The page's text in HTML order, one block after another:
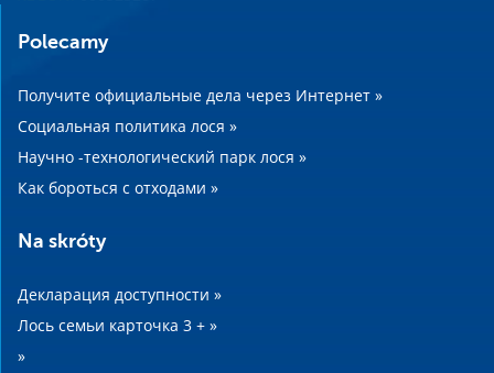
Polecamy
Получите официальные дела через Интернет »
Социальная политика лося »
Научно -технологический парк лося »
Как бороться с отходами »
Na skróty
Декларация доступности »
Лось семьи карточка 3 + »
»